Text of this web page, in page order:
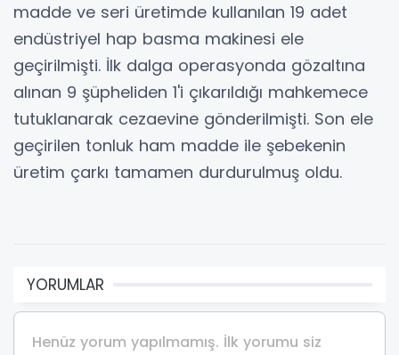
madde ve seri üretimde kullanılan 19 adet
endüstriyel hap basma makinesi ele
geçirilmişti. İlk dalga operasyonda gözaltına
alınan 9 şüpheliden 1'i çıkarıldığı mahkemece
tutuklanarak cezaevine gönderilmişti. Son ele
geçirilen tonluk ham madde ile şebekenin
üretim çarkı tamamen durdurulmuş oldu.
YORUMLAR
Henüz yorum yapılmamış. İlk yorumu siz